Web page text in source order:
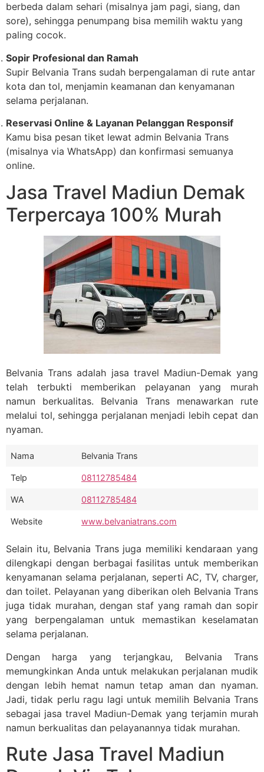
berbeda dalam sehari (misalnya jam pagi, siang, dan
sore), sehingga penumpang bisa memilih waktu yang
paling cocok.
Sopir Profesional dan Ramah
Supir Belvania Trans sudah berpengalaman di rute antar
kota dan tol, menjamin keamanan dan kenyamanan
selama perjalanan.
Reservasi Online & Layanan Pelanggan Responsif
Kamu bisa pesan tiket lewat admin Belvania Trans
(misalnya via WhatsApp) dan konfirmasi semuanya
online.
Jasa Travel Madiun Demak
Terpercaya 100% Murah
Belvania Trans adalah jasa travel Madiun-Demak yang
telah terbukti memberikan pelayanan yang murah
namun berkualitas. Belvania Trans menawarkan rute
melalui tol, sehingga perjalanan menjadi lebih cepat dan
nyaman.
Nama Belvania Trans
Telp 08112785484
WA 08112785484
Website www.belvaniatrans.com
Selain itu, Belvania Trans juga memiliki kendaraan yang
dilengkapi dengan berbagai fasilitas untuk memberikan
kenyamanan selama perjalanan, seperti AC, TV, charger,
dan toilet. Pelayanan yang diberikan oleh Belvania Trans
juga tidak murahan, dengan staf yang ramah dan sopir
yang berpengalaman untuk memastikan keselamatan
selama perjalanan.
Dengan harga yang terjangkau, Belvania Trans
memungkinkan Anda untuk melakukan perjalanan mudik
dengan lebih hemat namun tetap aman dan nyaman.
Jadi, tidak perlu ragu lagi untuk memilih Belvania Trans
sebagai jasa travel Madiun-Demak yang terjamin murah
namun berkualitas dan pelayanannya tidak murahan.
Rute Jasa Travel Madiun